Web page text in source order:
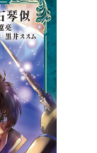
はこちら